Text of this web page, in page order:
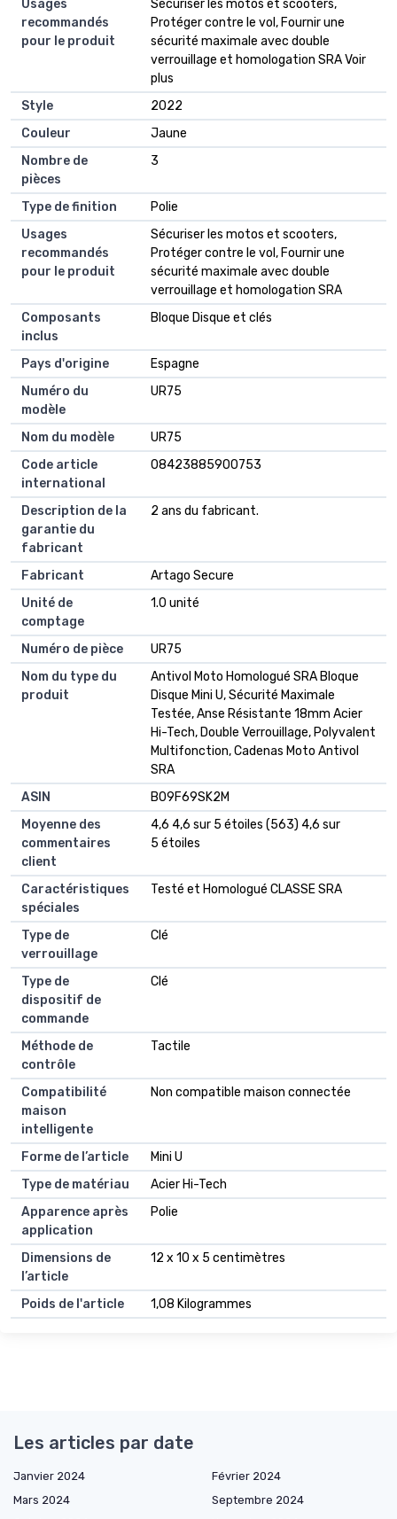
Usages
recommandés
pour le produit
Sécuriser les motos et scooters,
Protéger contre le vol, Fournir une
sécurité maximale avec double
verrouillage et homologation SRA Voir
plus
Style
2022
Couleur
Jaune
Nombre de
pièces
3
Type de finition
Polie
Usages
recommandés
pour le produit
Sécuriser les motos et scooters,
Protéger contre le vol, Fournir une
sécurité maximale avec double
verrouillage et homologation SRA
Composants
inclus
Bloque Disque et clés
Pays d'origine
Espagne
Numéro du
modèle
UR75
Nom du modèle
UR75
Code article
international
08423885900753
Description de la
garantie du
fabricant
2 ans du fabricant.
Fabricant
Artago Secure
Unité de
comptage
1.0 unité
Numéro de pièce
UR75
Nom du type du
produit
Antivol Moto Homologué SRA Bloque
Disque Mini U, Sécurité Maximale
Testée, Anse Résistante 18mm Acier
Hi-Tech, Double Verrouillage, Polyvalent
Multifonction, Cadenas Moto Antivol
SRA
ASIN
B09F69SK2M
Moyenne des
commentaires
client
4,6 4,6 sur 5 étoiles (563) 4,6 sur
5 étoiles
Caractéristiques
spéciales
Testé et Homologué CLASSE SRA
Type de
verrouillage
Clé
Type de
dispositif de
commande
Clé
Méthode de
contrôle
Tactile
Compatibilité
maison
intelligente
Non compatible maison connectée
Forme de l’article
Mini U
Type de matériau
Acier Hi-Tech
Apparence après
application
Polie
Dimensions de
l’article
12 x 10 x 5 centimètres
Poids de l'article 1,08 Kilogrammes
Les articles par date
Janvier 2024
Février 2024
Mars 2024
Septembre 2024